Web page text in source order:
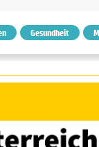
Gesundheit